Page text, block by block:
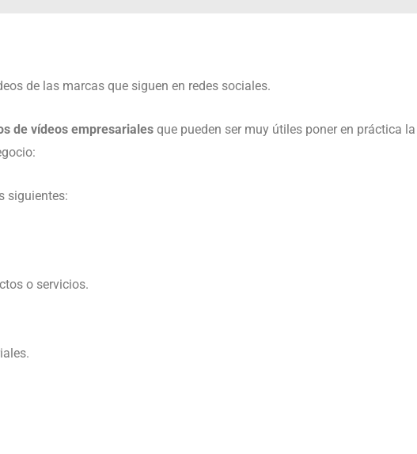
de las marcas que siguen en redes sociales.
de vídeos empresarialesque pueden ser muy útiles poner en práctica
siguientes:
o servicios.